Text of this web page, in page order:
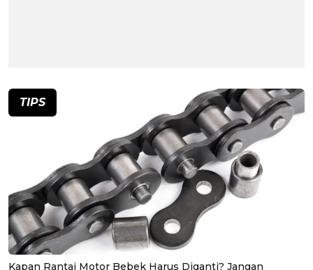
TIPS
Kapan Rantai Motor Bebek Harus Diganti? Jangan